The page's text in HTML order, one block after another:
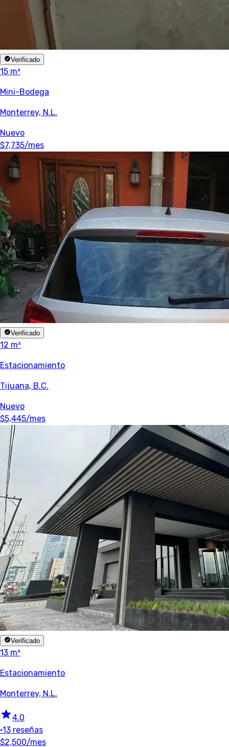
Verificado
15 m²
Mini-Bodega
Monterrey, N.L.
Nuevo
$7,735/mes
Verificado
12 m²
Estacionamiento
Tijuana, B.C.
Nuevo
$5,445/mes
Verificado
13 m²
Estacionamiento
Monterrey, N.L.
4.0
•13 reseñas
$2,500/mes